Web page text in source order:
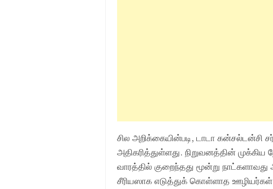
சில அறிக்கையின்படி, டாடா
அதிகரித்துள்ளது. நிறுவனத்தின்
வாரத்தில் குறைந்தது மூன்று
சீரியஸாக எடுத்துக் கொள்ளாத ஊழியர்கள்